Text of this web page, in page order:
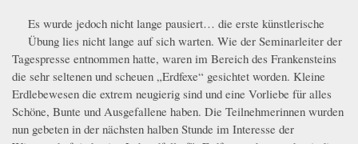
_MG_1152.JPG
Es wurde jedoch nicht lange pausiert… die erste künstlerische
Übung lies nicht lange auf sich warten. Wie der Seminarleiter der
Tagespresse entnommen hatte, waren im Bereich des Frankensteins
die sehr seltenen und scheuen „Erdfexe“ gesichtet worden. Kleine
Erdlebewesen die extrem neugierig sind und eine Vorliebe für alles
Schöne, Bunte und Ausgefallene haben. Die Teilnehmerinnen wurden
nun gebeten in der nächsten halben Stunde im Interesse der